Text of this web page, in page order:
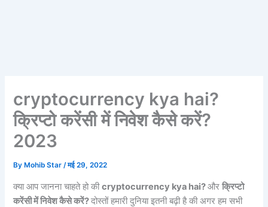
cryptocurrency kya hai?
क्रिप्टो करेंसी में निवेश कैसे करें?
2023
By Mohib Star/मई 29, 2022
क्या आप जानना चाहते हो कीcryptocurrency kya hai?औरक्रिप्टो
करेंसी में निवेश कैसे करें?दोस्तों हमारी दुनिया इतनी बढ़ी है की अगर हम सभी